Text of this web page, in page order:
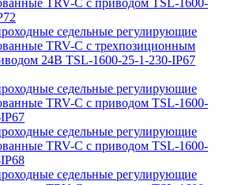
TRV-С с приводом TSL-1600-
седельные регулирующие
TRV-С с трехпозиционным
24В TSL-1600-25-1-230-IP67
седельные регулирующие
TRV-С с приводом TSL-1600-
седельные регулирующие
TRV-С с приводом TSL-1600-
седельные регулирующие